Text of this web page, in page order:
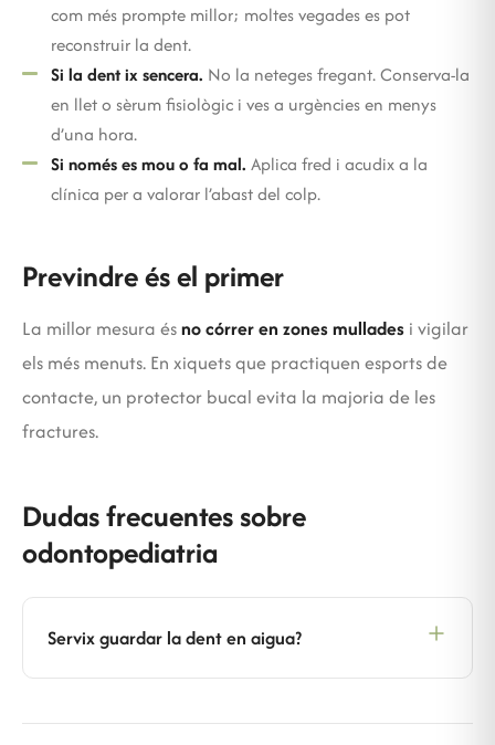
com més prompte millor; moltes vegades es pot
reconstruir la dent.
Si la dent ix sencera. No la neteges fregant. Conserva-la
en llet o sèrum fisiològic i ves a urgències en menys
d’una hora.
Si només es mou o fa mal. Aplica fred i acudix a la
clínica per a valorar l’abast del colp.
Previndre és el primer
La millor mesura ésno córrer en zones mullades i vigilar
els més menuts. En xiquets que practiquen esports de
contacte, un protector bucal evita la majoria de les
fractures.
Dudas frecuentes sobre
odontopediatria
Servix guardar la dent en aigua?